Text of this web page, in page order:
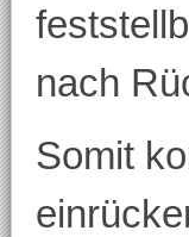
nach
Somit